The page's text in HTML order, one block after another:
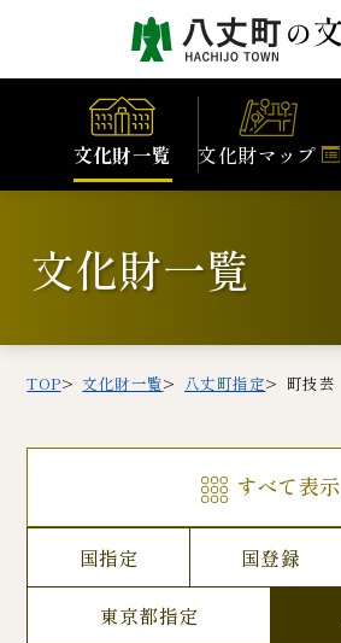
文化財一覧 文化財マップ
文化財一覧
TOP 文化財一覧 八丈町指定 町技芸
すべて表示
国指定 国登録
東京都指定